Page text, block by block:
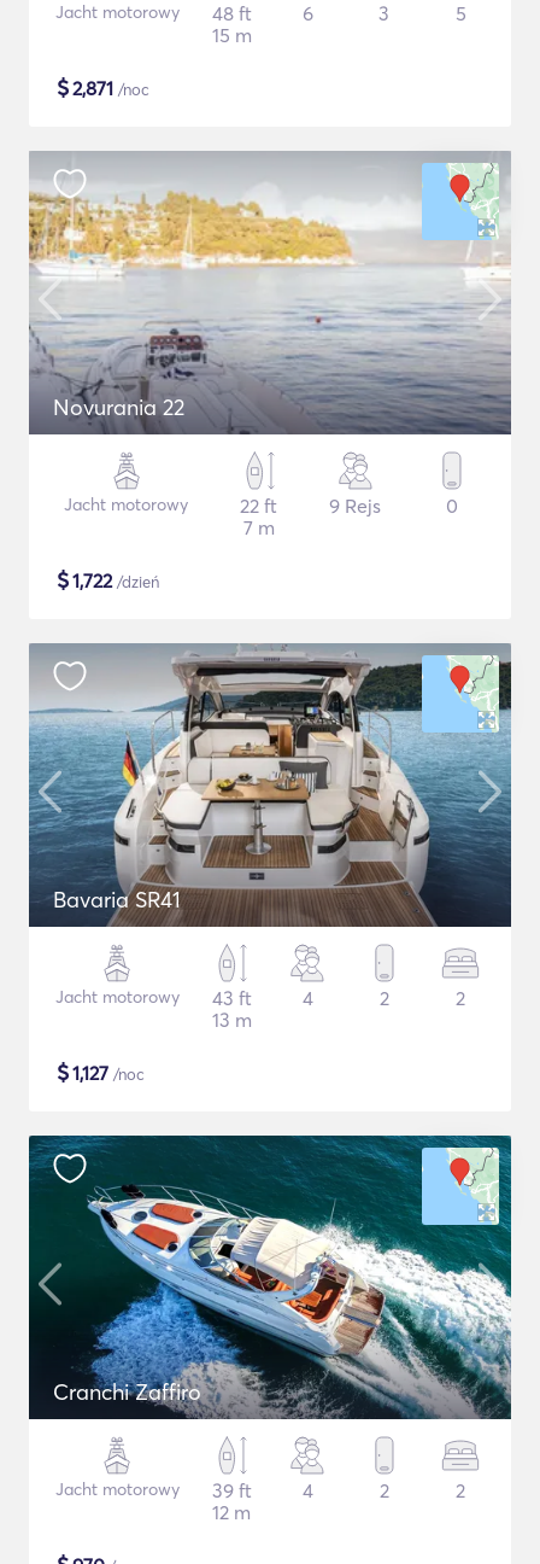
Jacht motorowy
48 ft
15 m
6 3 5
$2,871 /noc
Novurania 22
Jacht motorowy
22 ft
7 m
9 Rejs 0
$1,722/dzień
Bavaria SR41
Jacht motorowy
43 ft
13 m
4 2 2
$1,127 /noc
Cranchi Zaffiro
Jacht motorowy
39 ft
12 m
4 2 2